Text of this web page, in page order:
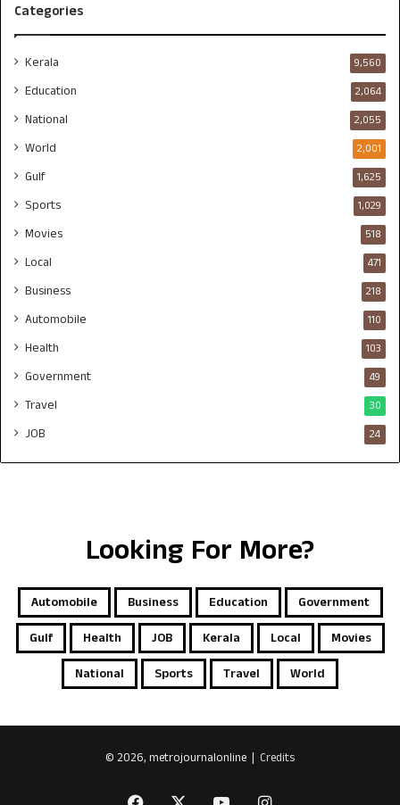
Categories
Kerala 9,560
Education 2,064
National 2,055
World 2,001
Gulf 1,625
Sports 1,029
Movies 518
Local 471
Business 218
Automobile 110
Health 103
Government 49
Travel 30
JOB 24
Looking For More?
Automobile Business Education
Government
Gulf
Health JOB Kerala Local
Movies
National
Sports Travel World
© 2026, metrojournalonline | Credits